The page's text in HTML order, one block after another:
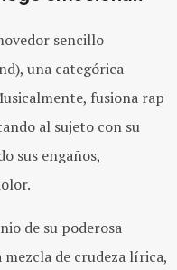
sencillo
una categórica
fusiona rap
al sujeto con su
sus engaños,
de su poderosa
de crudeza lírica,